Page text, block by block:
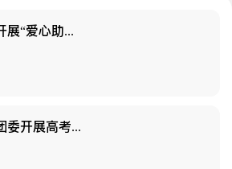
川高公司渝蓉公司开展“爱心助考·全程护航”高考护考志愿服务活动
蜀道铁路投资集团团委开展高考志愿服务活动